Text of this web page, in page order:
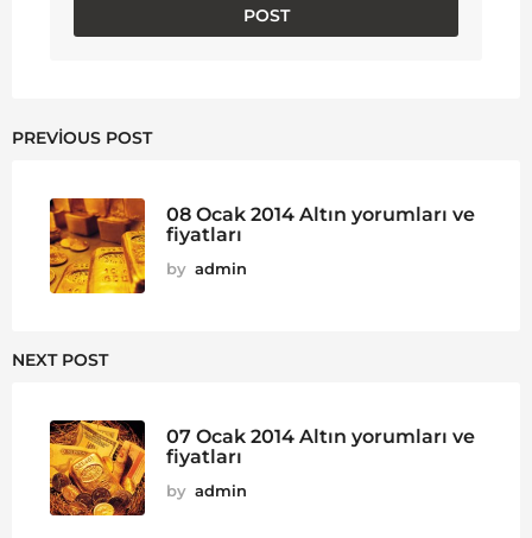
PREVIOUS POST
08 Ocak 2014 Altın yorumları ve
fiyatları
by admin
NEXT POST
07 Ocak 2014 Altın yorumları ve
fiyatları
by admin